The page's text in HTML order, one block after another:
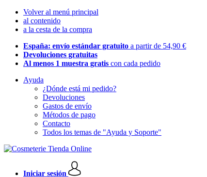
Volver al menú principal
al contenido
a la cesta de la compra
España: envío estándar gratuito a partir de 54,90 €
Devoluciones gratuitas
Al menos 1 muestra gratis con cada pedido
Ayuda
¿Dónde está mi pedido?
Devoluciones
Gastos de envío
Métodos de pago
Contacto
Todos los temas de "Ayuda y Soporte"
Iniciar sesión